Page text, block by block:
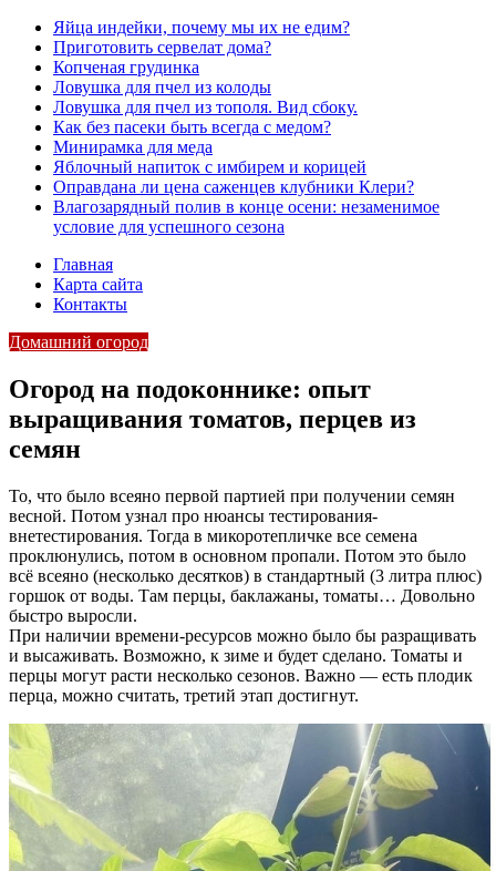
Яйца индейки, почему мы их не едим?
Приготовить сервелат⁠⁠ дома?
Копченая грудинка
Ловушка для пчел из колоды
Ловушка для пчел из тополя. Вид сбоку.
Как без пасеки быть всегда с медом?
Минирамка для меда
Яблочный напиток с имбирем и корицей
Оправдана ли цена саженцев клубники Клери?
Влагозарядный полив в конце осени: незаменимое
условие для успешного сезона
Главная
Карта сайта
Контакты
Домашний огород
Огород на подоконнике: опыт
выращивания томатов, перцев из
семян
То, что было всеяно первой партией при получении семян
весной. Потом узнал про нюансы тестирования-
внетестирования. Тогда в микоротепличке все семена
проклюнулись, потом в основном пропали. Потом это было
всё всеяно (несколько десятков) в стандартный (3 литра плюс)
горшок от воды. Там перцы, баклажаны, томаты… Довольно
быстро выросли.
При наличии времени-ресурсов можно было бы разращивать
и высаживать. Возможно, к зиме и будет сделано. Томаты и
перцы могут расти несколько сезонов. Важно — есть плодик
перца, можно считать, третий этап достигнут.